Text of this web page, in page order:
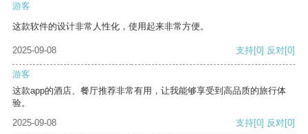
游客
这款软件的设计非常人性化，使用起来非常方便。
2025-09-08 支持[0] 反对[0]
游客
这款app的酒店、餐厅推荐非常有用，让我能够享受到高品质的旅行体
验。
2025-09-08
支持[0] 反对[0]